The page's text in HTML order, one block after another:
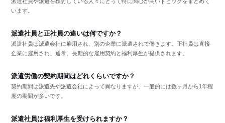
います。
派遣社員と正社員の違いは何ですか？
派遣社員は派遣会社に雇用され、別の企業に派遣されて働きます。正社員は直接
企業に雇用され、通常、長期的な雇用契約と福利厚生が提供されます。
派遣労働の契約期間はどれくらいですか？
契約期間は派遣先や派遣会社によって異なりますが、一般的には数ヶ月から1年程
度の期間が多いです。
派遣社員は福利厚生を受けられますか？